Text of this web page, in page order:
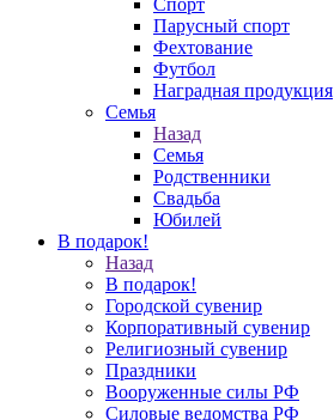
Спорт
Парусный спорт
Фехтование
Футбол
Наградная продукция
Семья
Назад
Семья
Родственники
Свадьба
Юбилей
В подарок!
Назад
В подарок!
Городской сувенир
Корпоративный сувенир
Религиозный сувенир
Праздники
Вооруженные силы РФ
Силовые ведомства РФ